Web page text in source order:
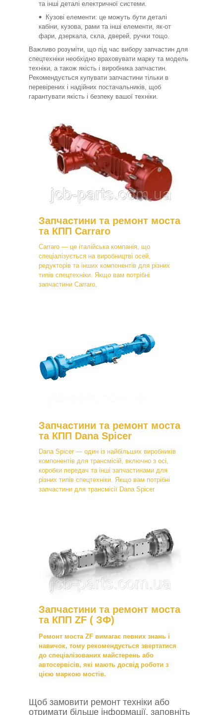
та інші деталі електричної системи.
Кузові елементи: це можуть бути деталі
кабіни, кузова, рами та інші елементи, як-от
фари, дзеркала, скла, дверей, ручки тощо.
Важливо розуміти, що під час вибору запчастин для
спецтехніки необхідно враховувати марку та модель
техніки, а також якість і виробника запчастин.
Рекомендується купувати запчастини тільки в
перевірених і надійних постачальників, щоб
гарантувати якість і безпеку вашої техніки.
Запчастини та ремонт моста
та КПП Carraro
Carraro — це італійська компанія, що
спеціалізується на виробництві осей,
редукторів та інших компонентів для різних
типів спецтехніки. Якщо вам потрібні
запчастини Carraro,
Запчастини та ремонт моста
та КПП Dana Spicer
Dana Spicer — один із найбільших виробників
компонентів для трансмісій, включно з осі,
коробки передач та інші запчастинами для
різних типів спецтехніки. Якщо вам потрібні
запчастини для трансмісії Dana Spicer
Запчастини та ремонт моста
та КПП ZF ( ЗФ)
Ремонт моста ZF вимагає певних знань і
навичок, тому рекомендується звертатися
до спеціалізованих майстерень або
автосервісів, які мають досвід роботи з
цією маркою мостів.
Щоб замовити ремонт техніки або
отримати більше інформації, заповніть